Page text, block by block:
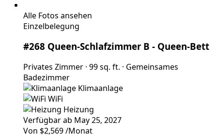
Alle Fotos ansehen
Einzelbelegung
#268 Queen-Schlafzimmer B - Queen-Bett
Privates Zimmer · 99 sq. ft. · Gemeinsames
Badezimmer
Klimaanlage
WiFi
Heizung
Verfügbar ab May 25, 2027
Von $2,569/Monat